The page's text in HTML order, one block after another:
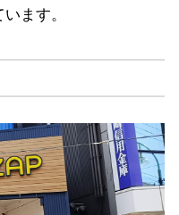
ます。